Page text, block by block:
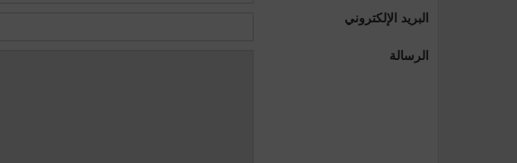
البريد الإلكتروني
الرسالة